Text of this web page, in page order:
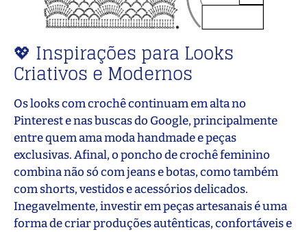
💖 Inspirações para Looks
Criativos e Modernos
Os looks com crochê continuam em alta no
Pinterest e nas buscas do Google, principalmente
entre quem ama moda handmade e peças
exclusivas. Afinal, o poncho de crochê feminino
combina não só com jeans e botas, como também
com shorts, vestidos e acessórios delicados.
Inegavelmente, investir em peças artesanais é uma
forma de criar produções autênticas, confortáveis e